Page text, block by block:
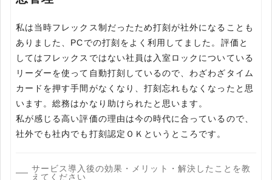
私は当時フレックス制だったため打刻が社外になることも
ありました、PCでの打刻をよく利用してました。評価と
してはフレックスではない社員は入室ロックについている
リーダーを使って自動打刻しているので、わざわざタイム
カードを押す手間がなくなり、打刻忘れもなくなったと思
います。総務はかなり助けられたと思います。
私が感じる高い評価の理由は今の時代に合っているので、
社外でも社内でも打刻認定ＯＫというところです。
サービス導入後の効果・メリット・解決したことを教
えてください